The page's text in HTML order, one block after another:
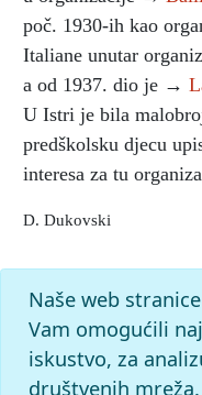
poč. 1930-ih kao
Italiane unutar
a od 1937. dio je →
U Istri je bila
predškolsku djecu
interesa za tu
D. Dukovski
Citiranje:
Leksikografski zavod
8.8.2026. <https://
Naše web
Vam omogućili
iskustvo, za
društvenih mreža.